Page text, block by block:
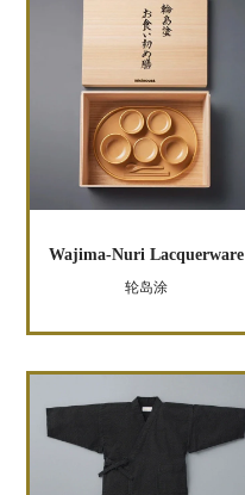
Wajima-Nuri Lacquerware
轮岛涂